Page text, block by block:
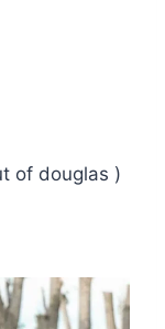
of douglas )